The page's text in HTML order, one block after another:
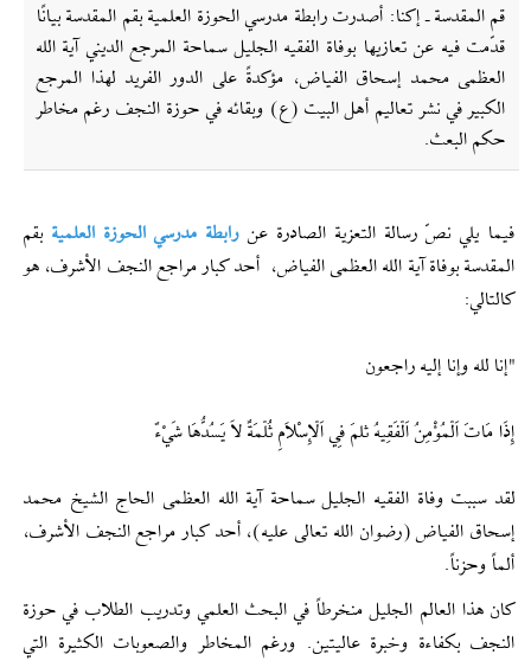
قم المقدسة ـ إكنا: أصدرت رابطة مدرسي الحوزة العلمية بقم المقدسة بيانًا
قدّمت فيه عن تعازيها بوفاة الفقيه الجليل سماحة المرجع الديني آية الله
العظمى محمد إسحاق الفياض، مؤكدةً على الدور الفريد لهذا المرجع
الكبير في نشر تعاليم أهل البيت (ع) وبقائه في حوزة النجف رغم مخاطر
حكم البعث.
فيما يلي نصّ رسالة التعزية الصادرة عن رابطة مدرسي الحوزة العلمية بقم
المقدسة بوفاة آية الله العظمى الفياض، أحد كبار مراجع النجف الأشرف، هو
كالتالي:
"إنا لله وإنا إليه راجعون
إِذَا مَاتَ اَلْمُؤْمِنُ اَلْفَقِيهُ ثلمَ فِي اَلْإِسْلاَمِ ثُلْمَةٌ لاَ يَسُدُّهَا شَيْءٌ
لقد سببت وفاة الفقيه الجليل سماحة آية الله العظمى الحاج الشيخ محمد
إسحاق الفياض (رضوان الله تعالى عليه)، أحد كبار مراجع النجف الأشرف،
ألماً وحزناً.
كان هذا العالم الجليل منخرطاً في البحث العلمي وتدريب الطلاب في حوزة
النجف بكفاءة وخبرة عاليتين. ورغم المخاطر والصعوبات الكثيرة التي